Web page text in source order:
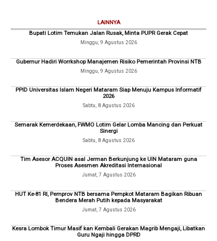
LAINNYA
Bupati Lotim Temukan Jalan Rusak, Minta PUPR Gerak Cepat
Minggu, 9 Agustus 2026
Gubernur Hadiri Worrkshop Manajemen Risiko Pemerintah Provinsi NTB
Minggu, 9 Agustus 2026
PPID Universitas Islam Negeri Mataram Siap Menuju Kampus Informatif
2026
Sabtu, 8 Agustus 2026
Semarak Kemerdekaan, FWMO Lotim Gelar Lomba Mancing dan Perkuat
Sinergi
Sabtu, 8 Agustus 2026
Tim Asesor ACQUIN asal Jerman Berkunjung ke UIN Mataram guna
Proses Asesmen Akreditasi Internasional
Jumat, 7 Agustus 2026
HUT Ke-81 RI, Pemprov NTB bersama Pempkot Mataram Bagikan Ribuan
Bendera Merah Putih kepada Masyarakat
Jumat, 7 Agustus 2026
Kesra Lombok Timur Masif kan Kembali Gerakan Magrib Mengaji, Libatkan
Guru Ngaji hingga DPRD